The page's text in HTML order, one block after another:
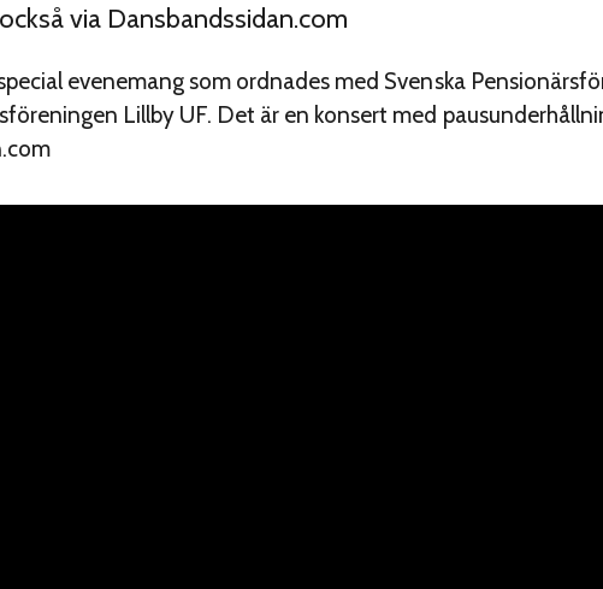
via Dansbandssidan.com
evenemang som ordnades med Svenska
Lillby UF. Det är en konsert med